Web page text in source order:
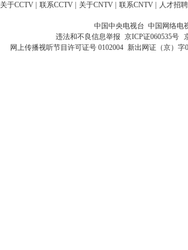
关于CCTV 联系CCTV 关于CNTV 联系CNTV 人才招聘
中国中央电视台 中国网络电
违法和不良信息举报 京ICP证060535号
网上传播视听节目许可证号 0102004 新出网证（京）